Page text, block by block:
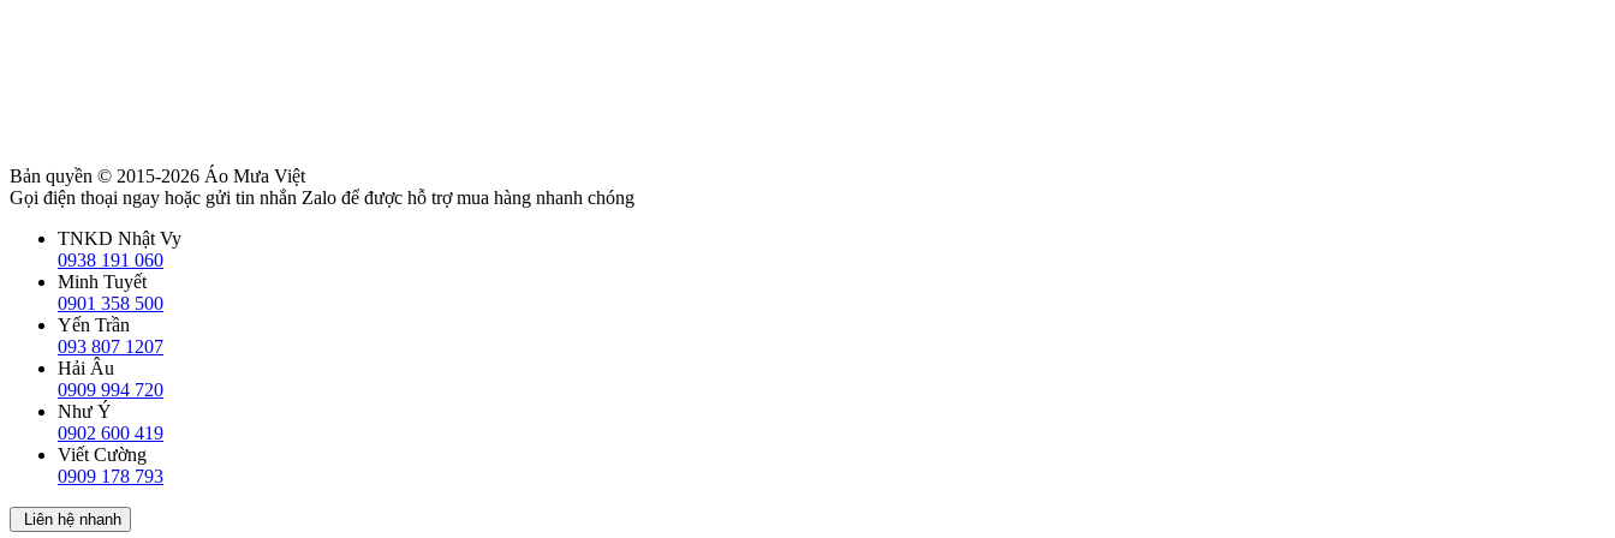
Bản quyền © 2015-2026 Áo Mưa Việt
Gọi điện thoại ngay hoặc gửi tin nhắn Zalo để được hỗ trợ mua hàng nhanh chóng
TNKD Nhật Vy
0938 191 060
Minh Tuyết
0901 358 500
Yến Trần
093 807 1207
Hải Âu
0909 994 720
Như Ý
0902 600 419
Viết Cường
0909 178 793
Liên hệ nhanh